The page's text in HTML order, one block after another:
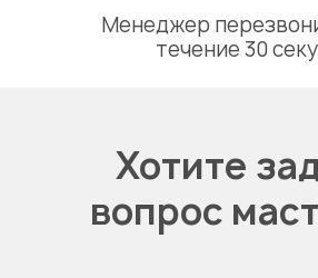
Менеджер
течение 30
Хотите
вопрос